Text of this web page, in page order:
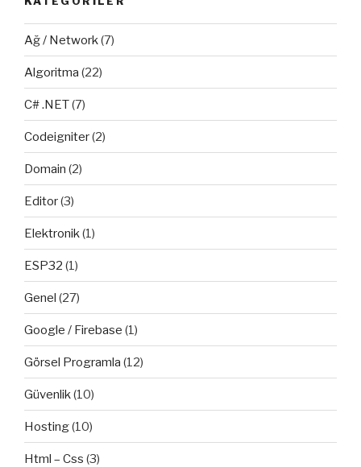
Ağ / Network(7)
Algoritma (22)
C# .NET(7)
Codeigniter(2)
Domain (2)
Editor(3)
Elektronik(1)
ESP32 (1)
Genel (27)
Google / Firebase (1)
Görsel Programla (12)
Güvenlik(10)
Hosting(10)
Html – Css (3)